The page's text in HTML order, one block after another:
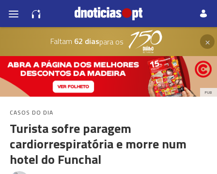
Faltam 62 diaspara os ×
PUB
CASOS DO DIA
Turista sofre paragem
cardiorrespiratória e morre num
hotel do Funchal